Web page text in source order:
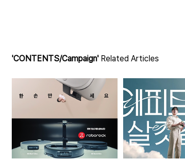
'CONTENTS/Campaign' Related Articles